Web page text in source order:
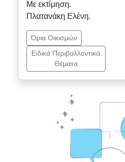
Με εκτίμηση.
Πλατανάκη Ελένη.
Όρια Οικισμών
Ειδικά Περιβαλλοντικά
Θέματα